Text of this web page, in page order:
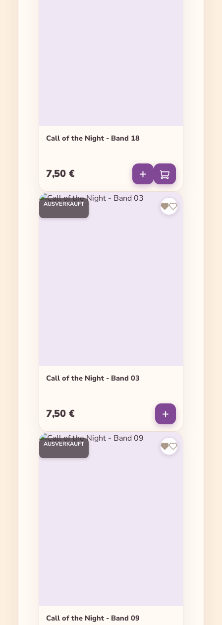
Call of the Night - Band 18
Regulärer Preis:
7,50 €
AUSVERKAUFT
Call of the Night - Band 03
Regulärer Preis:
7,50 €
AUSVERKAUFT
Call of the Night - Band 09